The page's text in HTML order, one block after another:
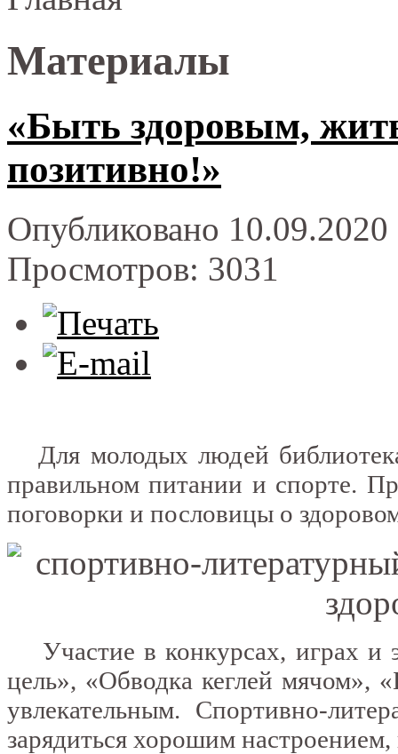
Материалы
«Быть здоровым,
позитивно!»
Опубликовано
Просмотров: 3031
Для молодых людей
правильном питании и спорте.
поговорки и пословицы о
Участие в конкурсах, играх и
цель», «Обводка кеглей мячом»,
увлекательным. Спортивно-
зарядиться хорошим